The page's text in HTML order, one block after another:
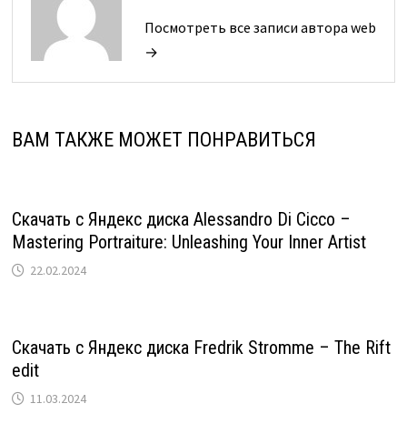
Посмотреть все записи автора web
→
ВАМ ТАКЖЕ МОЖЕТ ПОНРАВИТЬСЯ
Скачать с Яндекс диска Alessandro Di Cicco –
Mastering Portraiture: Unleashing Your Inner Artist
22.02.2024
Скачать с Яндекс диска Fredrik Stromme – The Rift
edit
11.03.2024